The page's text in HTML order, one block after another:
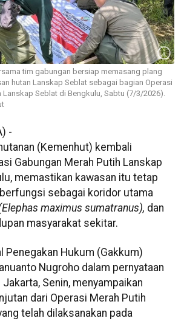
tim gabungan bersiap memasang plang
hutan Lanskap Seblat sebagai bagian Operasi
Lanskap Seblat di Bengkulu, Sabtu (7/3/2026).
-
(Kemenhut) kembali
Gabungan Merah Putih Lanskap
memastikan kawasan itu tetap
sebagai koridor utama
maximus sumatranus), dan
masyarakat sekitar.
Penegakan Hukum (Gakkum)
Nugroho dalam pernyataan
Senin, menyampaikan
dari Operasi Merah Putih
telah dilaksanakan pada